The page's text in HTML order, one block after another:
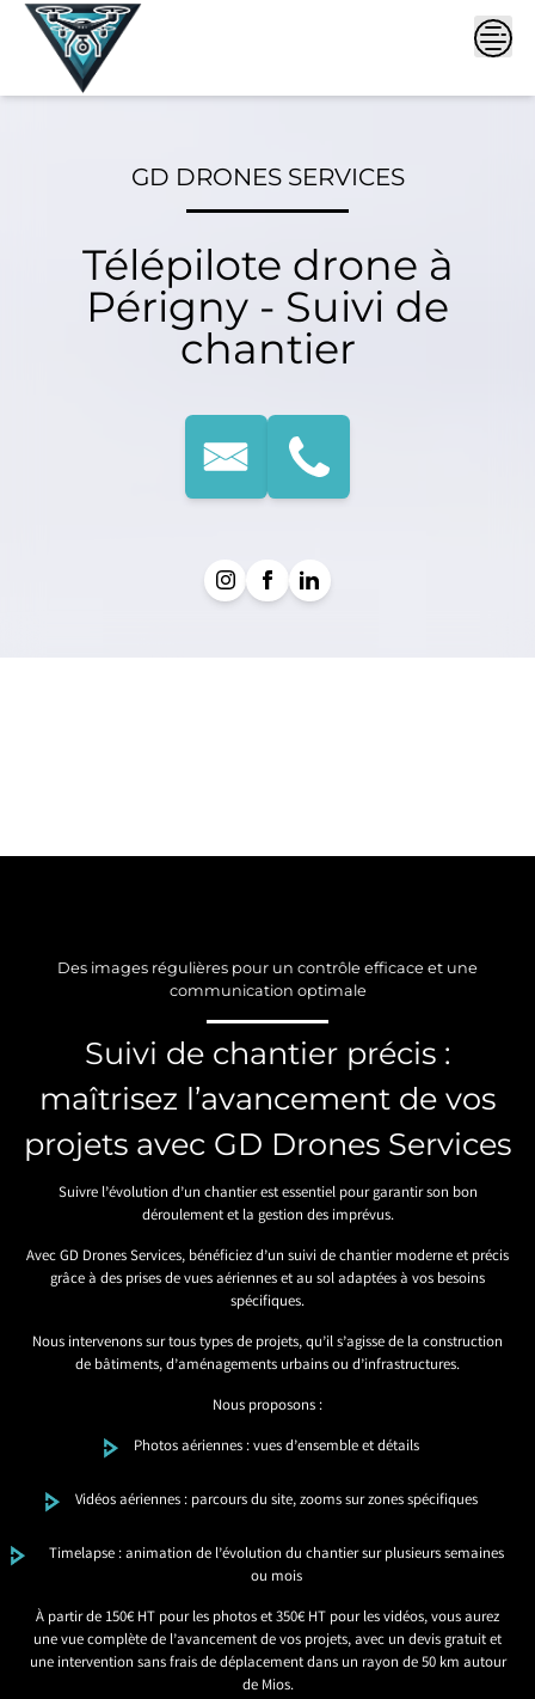
Skip
GD DRONES SERVICES
Télépilote drone à
Périgny - Suivi de
chantier
Des images régulières pour un contrôle efficace et une
communication optimale
Suivi de chantier précis :
maîtrisez l’avancement de vos
projets avec GD Drones Services
Suivre l’évolution d’un chantier est essentiel pour garantir son bon
déroulement et la gestion des imprévus.
Avec GD Drones Services, bénéficiez d’un suivi de chantier moderne et précis
grâce à des prises de vues aériennes et au sol adaptées à vos besoins
spécifiques.
Nous intervenons sur tous types de projets, qu’il s’agisse de la construction
de bâtiments, d’aménagements urbains ou d’infrastructures.
Nous proposons :
Photos aériennes : vues d’ensemble et détails
Vidéos aériennes : parcours du site, zooms sur zones spécifiques
Timelapse : animation de l’évolution du chantier sur plusieurs semaines
ou mois
À partir de 150€ HT pour les photos et 350€ HT pour les vidéos, vous aurez
une vue complète de l’avancement de vos projets, avec un devis gratuit et
une intervention sans frais de déplacement dans un rayon de 50 km autour
de Mios.